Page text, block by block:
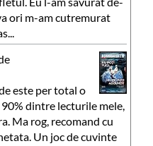
ori m-am cutremurat
este per total o
dintre lecturile mele,
Ma rog, recomand cu
Un joc de cuvinte